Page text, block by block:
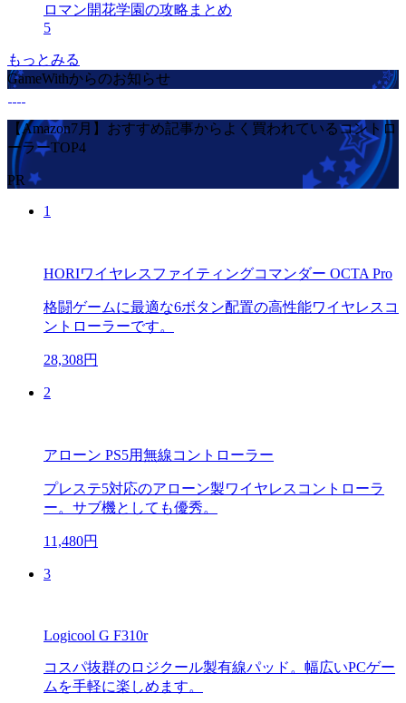
ロマン開花学園の攻略まとめ
5
もっとみる
GameWithからのお知らせ
【Amazon7月】おすすめ記事からよく買われているコントロ
ーラーTOP4
PR
1
HORIワイヤレスファイティングコマンダー OCTA Pro
格闘ゲームに最適な6ボタン配置の高性能ワイヤレスコ
ントローラーです。
28,308円
2
アローン PS5用無線コントローラー
プレステ5対応のアローン製ワイヤレスコントローラ
ー。サブ機としても優秀。
11,480円
3
Logicool G F310r
コスパ抜群のロジクール製有線パッド。幅広いPCゲー
ムを手軽に楽しめます。